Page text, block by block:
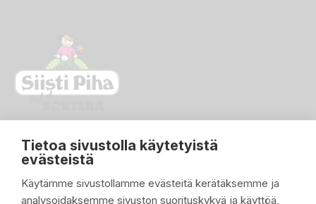
Tietoa sivustolla käytetyistä
evästeistä
Käytämme sivustollamme evästeitä kerätäksemme ja
analysoidaksemme sivuston suorituskykyä ja käyttöä,